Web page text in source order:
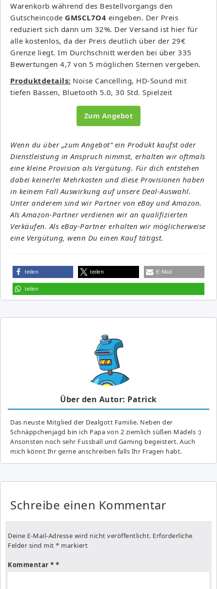
Warenkorb während des Bestellvorgangs den
Gutscheincode GMSCL7O4 eingeben. Der Preis
reduziert sich dann um 32%. Der Versand ist hier für
alle kostenlos, da der Preis deutlich über der 29€
Grenze liegt. Im Durchschnitt werden bei über 335
Bewertungen 4,7 von 5 möglichen Sternen vergeben.
Produktdetails: Noise Cancelling, HD-Sound mit
tiefen Bässen, Bluetooth 5.0, 30 Std. Spielzeit
Zum Angebot
Wenn du über „zum Angebot“ ein Produkt kaufst oder
Dienstleistung in Anspruch nimmst, erhalten wir oftmals
eine kleine Provision als Vergütung. Für dich entstehen
dabei keinerlei Mehrkosten und diese Provisionen haben
in keinem Fall Auswirkung auf unsere Deal-Auswahl.
Unter anderem sind wir Partner von eBay und Amazon.
Als Amazon-Partner verdienen wir an qualifizierten
Verkäufen. Als eBay-Partner erhalten wir möglicherweise
eine Vergütung, wenn Du einen Kauf tätigst.
teilen teilen E-Mail
teilen
Über den Autor: Patrick
Das neuste Mitglied der Dealgott Familie. Neben der
Schnäppchenjagd bin ich Papa von 2 ziemlich süßen Mädels :)
Ansonsten noch sehr Fussball und Gaming begeistert. Auch
mich könnt Ihr gerne anschreiben falls Ihr Fragen habt.
Schreibe einen Kommentar
Deine E-Mail-Adresse wird nicht veröffentlicht. Erforderliche
Felder sind mit * markiert
Kommentar *